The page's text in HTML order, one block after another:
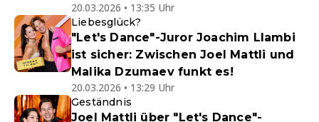
20.03.2026 • 13:35 Uhr
Liebesglück?
"Let's Dance"-Juror Joachim Llambi
ist sicher: Zwischen Joel Mattli und
Malika Dzumaev funkt es!
20.03.2026 • 13:29 Uhr
Geständnis
Joel Mattli über "Let's Dance"-